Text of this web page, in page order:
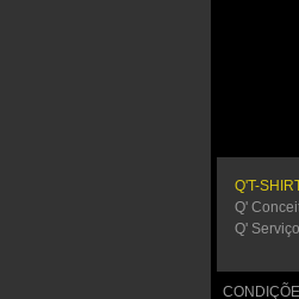
Q'T-
Q'
Q'